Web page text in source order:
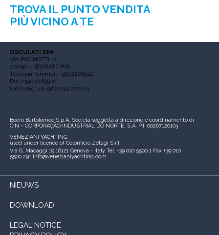
TROVA IL PUNTO VENDITA
PIÙ VICINO A TE
OSCULATI SPA
VIA PACINOTTI 12
20090 - SEGRATE (MI)
Telefoonnummer: +39022699111
Fax: +39022699111
Lat/Long: 45.496003,9.277214
Boero Bartolomeo S.p.A. Società soggetta a direzione e coordinamento di
CIN – CORPORAÇÃO INDUSTRIAL DO NORTE, S.A. P.I. 00267120103
VENEZIANI YACHTING
used under licence of Colorificio Zetagi S.r.l.
Via G. Macaggi 19 16121 Genova - Italy Tel. +39 010 5500.1 Fax +39 010
5500.291 info@venezianiyachting.com
NIEUWS
DOWNLOAD
LEGAL NOTICE